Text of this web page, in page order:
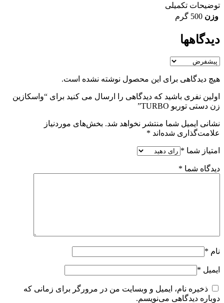
توضیحات تکمیلی
وزن 500 گرم
دیدگاهها
هیچ دیدگاهی برای این محصول نوشته نشده است.
اولین نفری باشید که دیدگاهی را ارسال می کنید برای “واسکازین
زن دستی توربو TURBO”
نشانی ایمیل شما منتشر نخواهد شد. بخش‌های موردنیاز
علامت‌گذاری شده‌اند *
امتیاز شما *
دیدگاه شما *
نام *
ایمیل *
ذخیره نام، ایمیل و وبسایت من در مرورگر برای زمانی که
دوباره دیدگاهی می‌نویسم.